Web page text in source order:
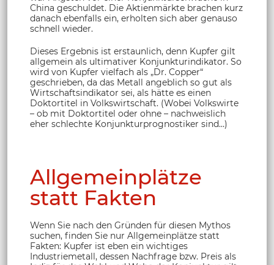
China geschuldet. Die Aktienmärkte brachen kurz
danach ebenfalls ein, erholten sich aber genauso
schnell wieder.
Dieses Ergebnis ist erstaunlich, denn Kupfer gilt
allgemein als ultimativer Konjunkturindikator. So
wird von Kupfer vielfach als „Dr. Copper“
geschrieben, da das Metall angeblich so gut als
Wirtschaftsindikator sei, als hätte es einen
Doktortitel in Volkswirtschaft. (Wobei Volkswirte
– ob mit Doktortitel oder ohne – nachweislich
eher schlechte Konjunkturprognostiker sind…)
Allgemeinplätze
statt Fakten
Wenn Sie nach den Gründen für diesen Mythos
suchen, finden Sie nur Allgemeinplätze statt
Fakten: Kupfer ist eben ein wichtiges
Industriemetall, dessen Nachfrage bzw. Preis als